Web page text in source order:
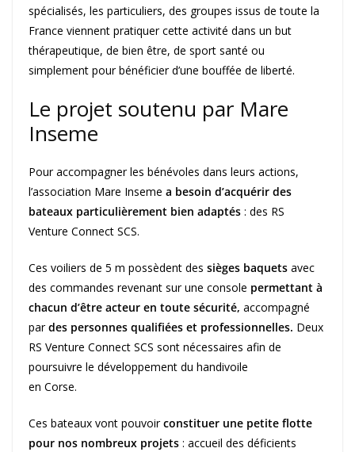
spécialisés, les particuliers, des groupes issus de toute la
France viennent pratiquer cette activité dans un but
thérapeutique, de bien être, de sport santé ou
simplement pour bénéficier d’une bouffée de liberté.
Le projet soutenu par Mare
Inseme
Pour accompagner les bénévoles dans leurs actions,
l’association Mare Inseme a besoin d’acquérir des
bateaux particulièrement bien adaptés : des RS
Venture Connect SCS.
Ces voiliers de 5 m possèdent des sièges baquets avec
des commandes revenant sur une console permettant à
chacun d’être acteur en toute sécurité, accompagné
pardes personnes qualifiées et professionnelles. Deux
RS Venture Connect SCS sont nécessaires afin de
poursuivre le développement du handivoile
en Corse.
Ces bateaux vont pouvoirconstituer une petite flotte
pour nos nombreux projets : accueil des déficients